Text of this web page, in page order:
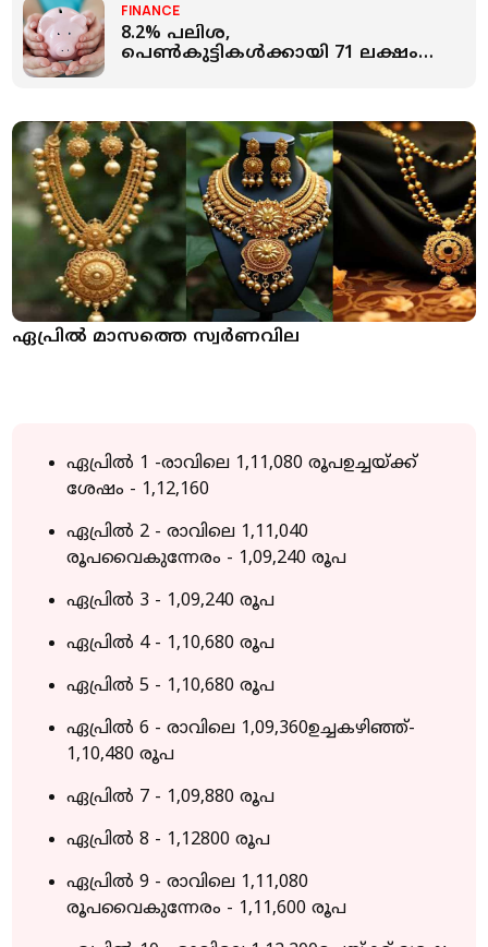
FINANCE
8.2% പലിശ,
പെണ്‍കുട്ടികള്‍ക്കായി 71 ലക്ഷം
ഏപ്രില്‍ മാസത്തെ സ്വര്‍ണവില
ഏപ്രില്‍ 1 -രാവിലെ 1,11,080 രൂപഉച്ചയ്ക്ക്
ശേഷം - 1,12,160
ഏപ്രില്‍ 2 - രാവിലെ 1,11,040
രൂപവൈകുന്നേരം - 1,09,240 രൂപ
ഏപ്രില്‍ 3 - 1,09,240 രൂപ
ഏപ്രില്‍ 4 - 1,10,680 രൂപ
ഏപ്രില്‍ 5 - 1,10,680 രൂപ
ഏപ്രില്‍ 6 - രാവിലെ 1,09,360ഉച്ചകഴിഞ്ഞ്-
1,10,480 രൂപ
ഏപ്രില്‍ 7 - 1,09,880 രൂപ
ഏപ്രില്‍ 8 - 1,12800 രൂപ
ഏപ്രില്‍ 9 - രാവിലെ 1,11,080
രൂപവൈകുന്നേരം - 1,11,600 രൂപ